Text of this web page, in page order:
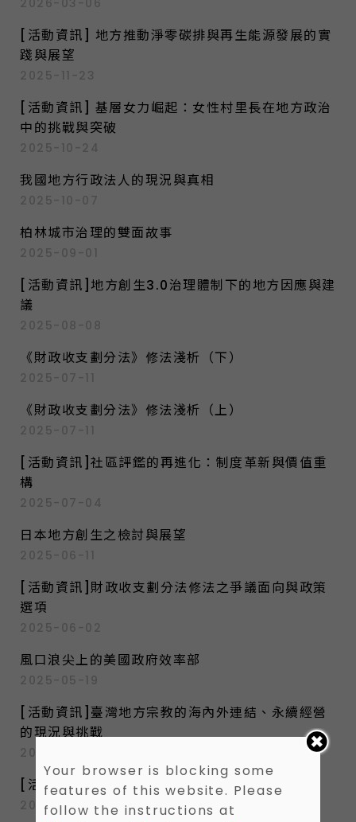
2026-03-06
[活動資訊] 地方推動淨零碳排與再生能源發展的實
踐與展望
2025-11-23
[活動資訊] 基層女力崛起：女性村里長在地方政治
中的挑戰與突破
2025-10-24
我國地方行政法人的現況與真相
2025-10-07
柏林城市治理的雙面故事
2025-09-01
[活動資訊]地方創生3.0治理體制下的地方因應與建
議
2025-08-08
《財政收支劃分法》修法淺析（下）
2025-07-11
《財政收支劃分法》修法淺析（上）
2025-07-11
[活動資訊]社區評鑑的再進化：制度革新與價值重
構
2025-07-04
日本地方創生之檢討與展望
2025-06-11
[活動資訊]財政收支劃分法修法之爭議面向與政策
選項
2025-06-02
風口浪尖上的美國政府效率部
2025-05-19
[活動資訊]臺灣地方宗教的海內外連結、永續經營
的現況與挑戰
2024-10-18
[活動資訊]女性參政的挑戰與問題
2024-10-04
Your browser is blocking some
features of this website. Please
follow the instructions at